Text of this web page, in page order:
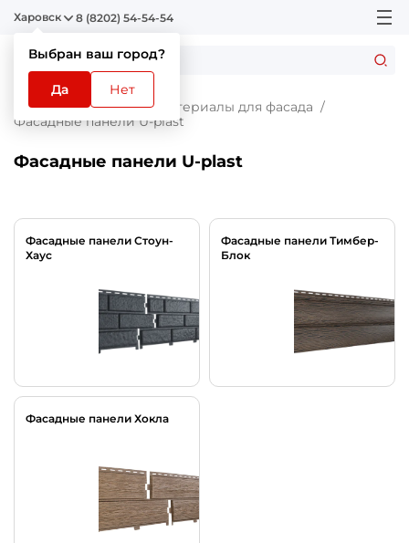
Харовск
Выбран ваш город?
Да Нет
8 (8202) 54-54-54
Главная Каталог
Материалы для фасада
Фасадные панели U-plast
Фасадные панели U-plast
Фасадные панели Стоун-
Хаус
Фасадные панели Тимбер-
Блок
Фасадные панели Хокла